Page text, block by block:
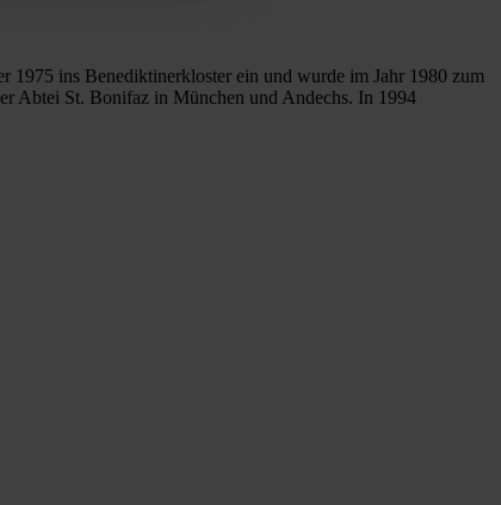
1975 ins Benediktinerkloster ein und wurde im Jahr 1980 zum
Abtei St. Bonifaz in München und Andechs. In 1994